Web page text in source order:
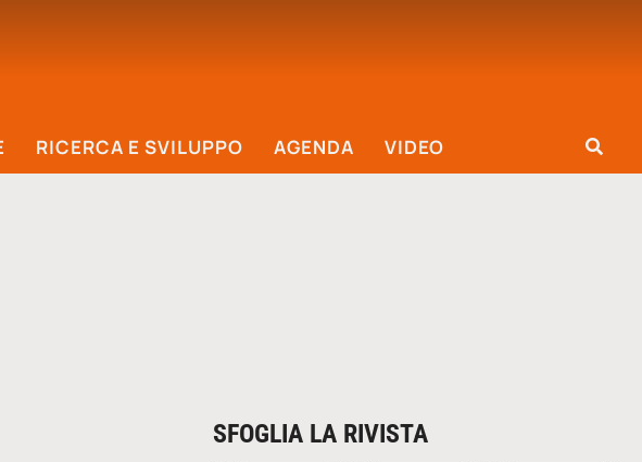
RICERCA E SVILUPPO AGENDA VIDEO
SFOGLIA LA RIVISTA